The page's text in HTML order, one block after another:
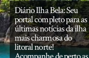
Diário Ilha Bela: Seu
portal completo para as
últimas notícias da ilha
mais charmosa do
litoral norte!